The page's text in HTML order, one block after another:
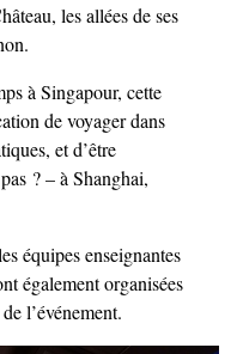
les allées de ses
à Singapour, cette
de voyager dans
et d’être
? – à Shanghai,
équipes enseignantes
également organisées
l’événement.